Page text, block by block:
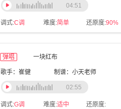
调式:C调 难度:简单 还原度:90%
04:51
弹唱 一块红布
歌手：崔健 制谱：小天老师
调式:G调 难度:适中 还原度:
02:55